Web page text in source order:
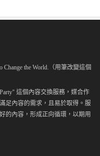
the World.（用筆改變這個
這個內容交換服務，媒合作
足內容的需求，且易於取得。服
的內容，形成正向循環，以期用